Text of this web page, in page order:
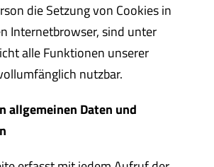
die Setzung von Cookies in
Internetbrowser, sind unter
alle Funktionen unserer
nutzbar.
allgemeinen Daten und